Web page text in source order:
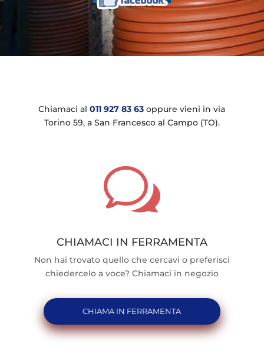
Chiamaci al011 927 83 63 oppure vieni in via
Torino 59, a San Francesco al Campo (TO).
w
CHIAMACI IN FERRAMENTA
Non hai trovato quello che cercavi o preferisci
chiedercelo a voce? Chiamaci in negozio
CHIAMA IN FERRAMENTA